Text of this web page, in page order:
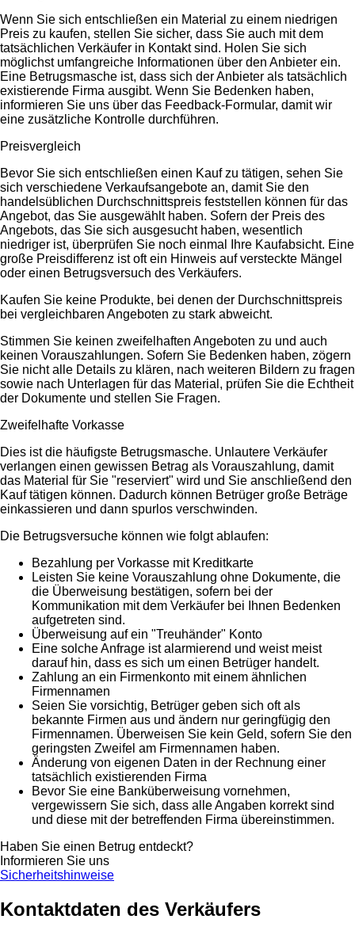
Wenn Sie sich entschließen ein Material zu einem niedrigen
Preis zu kaufen, stellen Sie sicher, dass Sie auch mit dem
tatsächlichen Verkäufer in Kontakt sind. Holen Sie sich
möglichst umfangreiche Informationen über den Anbieter ein.
Eine Betrugsmasche ist, dass sich der Anbieter als tatsächlich
existierende Firma ausgibt. Wenn Sie Bedenken haben,
informieren Sie uns über das Feedback-Formular, damit wir
eine zusätzliche Kontrolle durchführen.
Preisvergleich
Bevor Sie sich entschließen einen Kauf zu tätigen, sehen Sie
sich verschiedene Verkaufsangebote an, damit Sie den
handelsüblichen Durchschnittspreis feststellen können für das
Angebot, das Sie ausgewählt haben. Sofern der Preis des
Angebots, das Sie sich ausgesucht haben, wesentlich
niedriger ist, überprüfen Sie noch einmal Ihre Kaufabsicht. Eine
große Preisdifferenz ist oft ein Hinweis auf versteckte Mängel
oder einen Betrugsversuch des Verkäufers.
Kaufen Sie keine Produkte, bei denen der Durchschnittspreis
bei vergleichbaren Angeboten zu stark abweicht.
Stimmen Sie keinen zweifelhaften Angeboten zu und auch
keinen Vorauszahlungen. Sofern Sie Bedenken haben, zögern
Sie nicht alle Details zu klären, nach weiteren Bildern zu fragen
sowie nach Unterlagen für das Material, prüfen Sie die Echtheit
der Dokumente und stellen Sie Fragen.
Zweifelhafte Vorkasse
Dies ist die häufigste Betrugsmasche. Unlautere Verkäufer
verlangen einen gewissen Betrag als Vorauszahlung, damit
das Material für Sie "reserviert" wird und Sie anschließend den
Kauf tätigen können. Dadurch können Betrüger große Beträge
einkassieren und dann spurlos verschwinden.
Die Betrugsversuche können wie folgt ablaufen:
Bezahlung per Vorkasse mit Kreditkarte
Leisten Sie keine Vorauszahlung ohne Dokumente, die
die Überweisung bestätigen, sofern bei der
Kommunikation mit dem Verkäufer bei Ihnen Bedenken
aufgetreten sind.
Überweisung auf ein "Treuhänder" Konto
Eine solche Anfrage ist alarmierend und weist meist
darauf hin, dass es sich um einen Betrüger handelt.
Zahlung an ein Firmenkonto mit einem ähnlichen
Firmennamen
Seien Sie vorsichtig, Betrüger geben sich oft als
bekannte Firmen aus und ändern nur geringfügig den
Firmennamen. Überweisen Sie kein Geld, sofern Sie den
geringsten Zweifel am Firmennamen haben.
Änderung von eigenen Daten in der Rechnung einer
tatsächlich existierenden Firma
Bevor Sie eine Banküberweisung vornehmen,
vergewissern Sie sich, dass alle Angaben korrekt sind
und diese mit der betreffenden Firma übereinstimmen.
Haben Sie einen Betrug entdeckt?
Informieren Sie uns
Sicherheitshinweise
Kontaktdaten des Verkäufers